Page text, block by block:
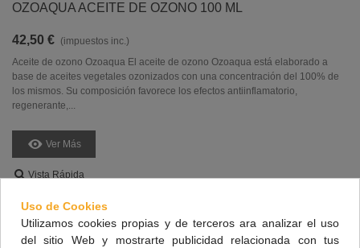
OZOAQUA ACEITE DE OZONO 100 ML
42,50 € (impuestos inc.)
Aceite de ozono Ozoaqua El aceite de ozono Ozoaqua está elaborado a
base de aceites vegetales ozonizados con una concentración del 100% de
los mismos. Su composición favorece los efectos antiinflamatorio,
regenerante,...
Ver Más
Vista Rápida
Uso de Cookies
Utilizamos cookies propias y de terceros ara analizar el uso
del sitio Web y mostrarte publicidad relacionada con tus